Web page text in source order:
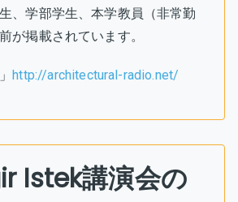
、学部学生、本学教員（非常勤
が掲載されています。
http://architectural-radio.net/
Istek講演会の